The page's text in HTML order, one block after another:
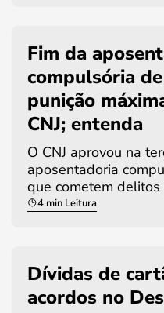
Fim da
compulsória
punição
CNJ; entenda
O CNJ aprovou na
aposentadoria
que cometem delitos
4 min Leitura
Dívidas de
acordos no